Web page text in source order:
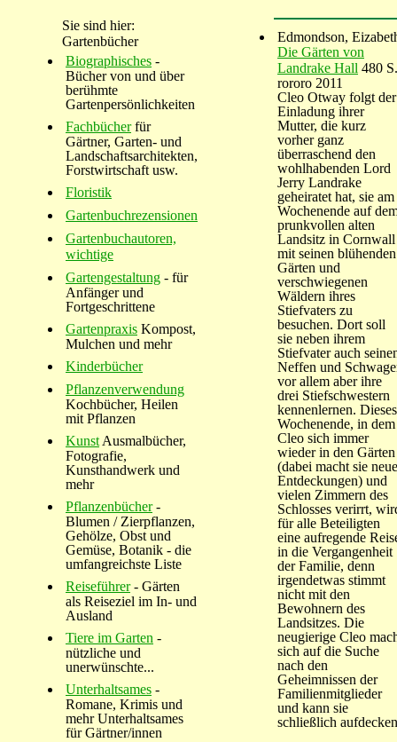
Sie sind hier:
Gartenbücher
Biographisches -
Bücher von und über
berühmte
Gartenpersönlichkeiten
Fachbücherfür
Gärtner, Garten- und
Landschaftsarchitekten,
Forstwirtschaft usw.
Floristik
Gartenbuchrezensionen
Gartenbuchautoren,
wichtige
Gartengestaltung - für
Anfänger und
Fortgeschrittene
Gartenpraxis Kompost,
Mulchen und mehr
Kinderbücher
Pflanzenverwendung
Kochbücher, Heilen
mit Pflanzen
Kunst Ausmalbücher,
Fotografie,
Kunsthandwerk und
mehr
Pflanzenbücher-
Blumen / Zierpflanzen,
Gehölze, Obst und
Gemüse, Botanik - die
umfangreichste Liste
Reiseführer- Gärten
als Reiseziel im In- und
Ausland
Tiere im Garten -
nützliche und
unerwünschte...
Unterhaltsames -
Romane, Krimis und
mehr Unterhaltsames
für Gärtner/innen
Edmondson,
Die Gärten von
Landrake Hall 480 S.
rororo 2011
Cleo Otway folgt der
Einladung ihrer
Mutter, die kurz
vorher ganz
überraschend den
wohlhabenden Lord
Jerry Landrake
geheiratet hat, sie am
Wochenende auf
prunkvollen alten
Landsitz in Cornwall
mit seinen blühenden
Gärten und
verschwiegenen
Wäldern ihres
Stiefvaters zu
besuchen. Dort soll
sie neben ihrem
Stiefvater auch
Neffen und
vor allem aber ihre
drei Stiefschwestern
kennenlernen. Dieses
Wochenende, in dem
Cleo sich immer
wieder in den Gärten
(dabei macht sie neue
Entdeckungen) und
vielen Zimmern des
Schlosses verirrt,
für alle Beteiligten
eine aufregende
in die Vergangenheit
der Familie, denn
irgendetwas stimmt
nicht mit den
Bewohnern des
Landsitzes. Die
neugierige Cleo
sich auf die Suche
nach den
Geheimnissen der
Familienmitglieder
und kann sie
schließlich